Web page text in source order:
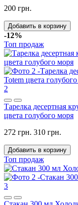
200 грн.
Добавить в корзину
-12%
Топ продаж
2
Тарелка десертная
цвета голубого моря
272 грн. 310 грн.
Добавить в корзину
Топ продаж
3